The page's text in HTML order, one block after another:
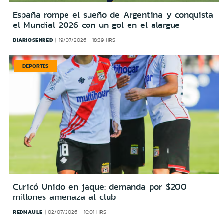
España rompe el sueño de Argentina y conquista
el Mundial 2026 con un gol en el alargue
DIARIOSENRED 19/07/2026 - 18:39 HRS
DEPORTES
Curicó Unido en jaque: demanda por $200
millones amenaza al club
REDMAULE 02/07/2026 - 10:01 HRS